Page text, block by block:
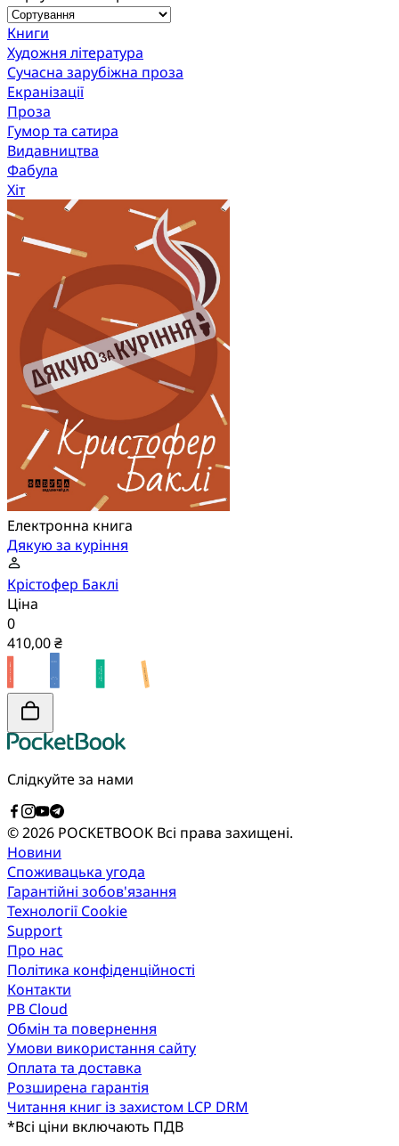
Книги
Художня література
Сучасна зарубіжна проза
Екранізації
Проза
Гумор та сатира
Видавництва
Фабула
Хіт
Електронна книга
Дякую за куріння
Крістофер Баклі
Ціна
0
410,00 ₴
Слідкуйте за нами
© 2026 POCKETBOOK Всі права захищені.
Новини
Споживацька угода
Гарантійні зобов'язання
Технології Cookie
Support
Про нас
Політика конфіденційності
Контакти
PB Cloud
Обмін та повернення
Умови використання сайту
Оплата та доставка
Розширена гарантія
Читання книг із захистом LCP DRM
*Всі ціни включають ПДВ